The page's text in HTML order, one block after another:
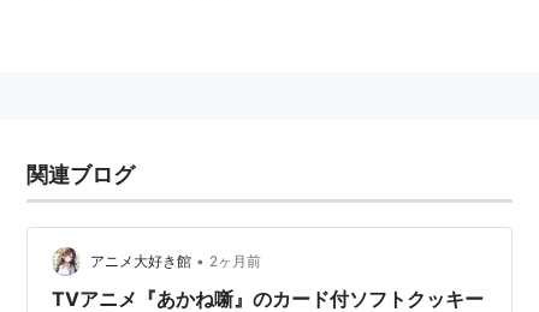
関連ブログ
アニメ大好き館 • 2ヶ月前
TVアニメ『あかね噺』のカード付ソフトクッキー